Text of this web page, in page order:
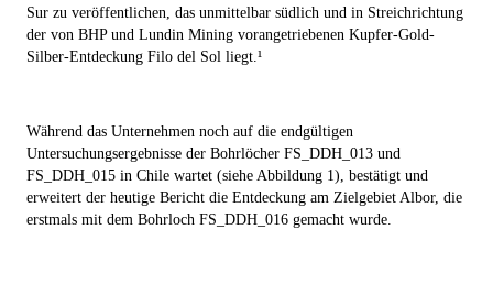
Sur zu veröffentlichen, das unmittelbar südlich und in Streichrichtung
der von BHP und Lundin Mining vorangetriebenen Kupfer-Gold-
Silber-Entdeckung Filo del Sol liegt.¹
Während das Unternehmen noch auf die endgültigen
Untersuchungsergebnisse der Bohrlöcher FS_DDH_013 und
FS_DDH_015 in Chile wartet (siehe Abbildung 1), bestätigt und
erweitert der heutige Bericht die Entdeckung am Zielgebiet Albor, die
erstmals mit dem Bohrloch FS_DDH_016 gemacht wurde.